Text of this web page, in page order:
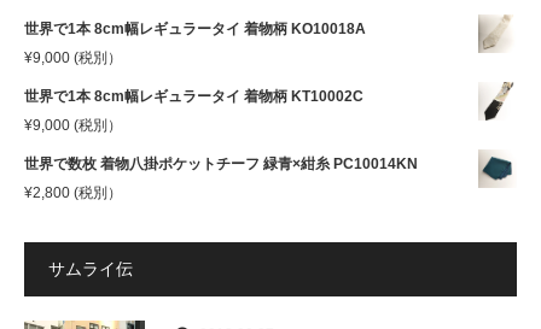
世界で1本 8cm幅レギュラータイ 着物柄 KO10018A
¥9,000 (税別）
世界で1本 8cm幅レギュラータイ 着物柄 KT10002C
¥9,000 (税別）
世界で数枚 着物八掛ポケットチーフ 緑青×紺糸 PC10014KN
¥2,800 (税別）
サムライ伝